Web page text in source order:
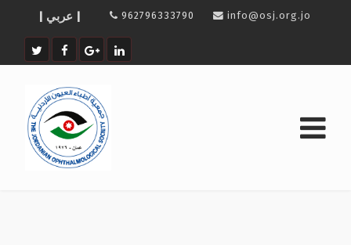
| عربي | 962796333790 info@osj.org.jo